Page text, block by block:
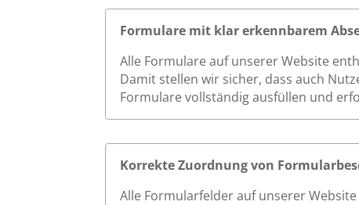
Formulare mit klar erkennbarem
Alle Formulare auf unserer Website
Damit stellen wir sicher, dass auch
Formulare vollständig ausfüllen und
Korrekte Zuordnung von
Alle Formularfelder auf unserer